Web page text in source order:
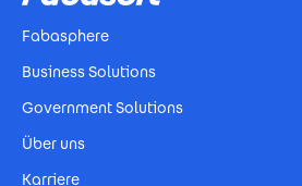
Fabasphere
Business Solutions
Government Solutions
Über uns
Karriere